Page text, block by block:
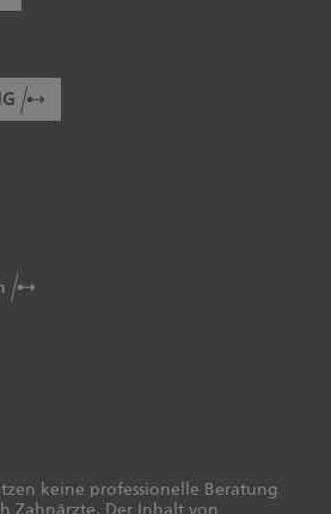
keine professionelle Beratung